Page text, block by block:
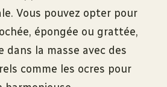
Vous pouvez opter pour
épongée ou grattée,
dans la masse avec des
comme les ocres pour